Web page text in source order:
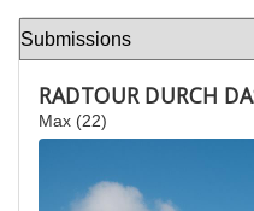
RADTOUR DURCH
Max (22)